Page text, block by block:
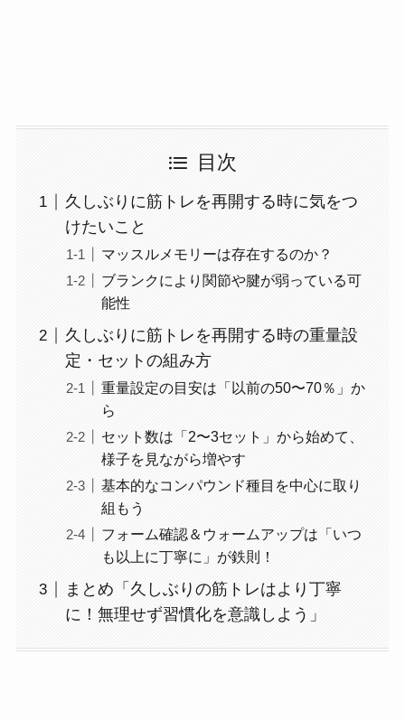
目次
久しぶりに筋トレを再開する時に気をつ
けたいこと
マッスルメモリーは存在するのか？
ブランクにより関節や腱が弱っている可
能性
久しぶりに筋トレを再開する時の重量設
定・セットの組み方
重量設定の目安は「以前の50〜70％」か
ら
セット数は「2〜3セット」から始めて、
様子を見ながら増やす
基本的なコンパウンド種目を中心に取り
組もう
フォーム確認＆ウォームアップは「いつ
も以上に丁寧に」が鉄則！
まとめ「久しぶりの筋トレはより丁寧
に！無理せず習慣化を意識しよう」